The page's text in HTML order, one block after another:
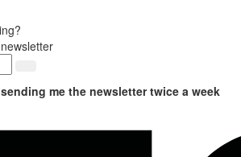
me the newsletter twice a week